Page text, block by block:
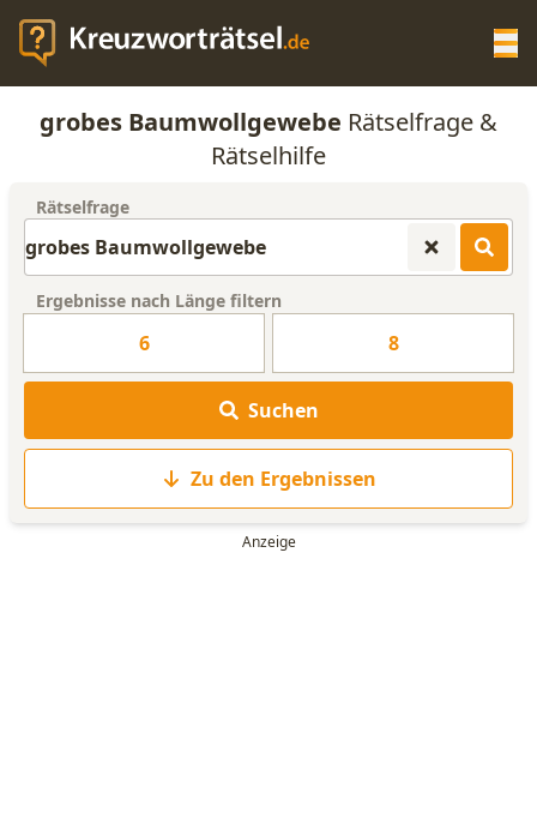
KREUZWORTRÄTSEL-HILFE
ANAGRAMM-GENERATOR
WORTLISTE
grobes Baumwollgewebe Rätselfrage &
Rätselhilfe
Rätselfrage
Ergebnisse nach Länge filtern
6 8
Suchen
Zu den Ergebnissen